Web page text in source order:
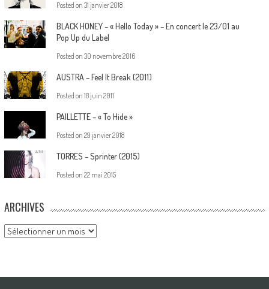
Posted on 31 janvier 2018
BLACK HONEY – « Hello Today » – En concert le 23/01 au
Pop Up du Label
Posted on 30 novembre 2016
AUSTRA – Feel It Break (2011)
Posted on 18 juin 2011
PAILLETTE – « To Hide »
Posted on 29 janvier 2018
TORRES – Sprinter (2015)
Posted on 22 mai 2015
ARCHIVES
Archives